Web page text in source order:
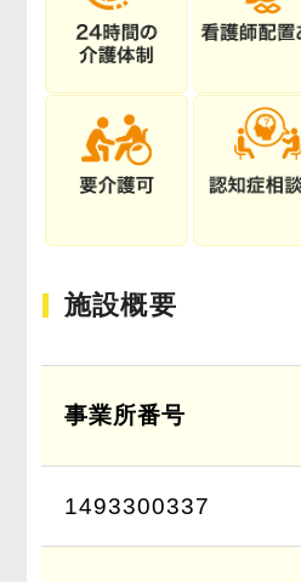
施設概要
事業所番号
1493300337